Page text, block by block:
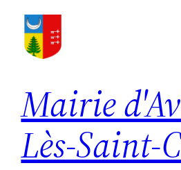
Aller
contenu
Mairie
Lès-Saint-